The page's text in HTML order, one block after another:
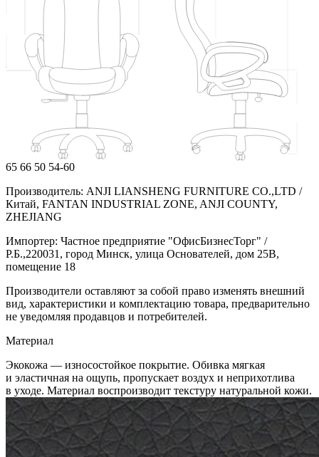
65 66 50 54-60
Производитель: ANJI LIANSHENG FURNITURE CO.,LTD /
Китай, FANTAN INDUSTRIAL ZONE, ANJI COUNTY,
ZHEJIANG
Импортер: Частное предприятие "ОфисБизнесТорг" /
Р.Б.,220031, город Минск, улица Основателей, дом 25В,
помещение 18
Производители оставляют за собой право изменять внешний
вид, характеристики и комплектацию товара, предварительно
не уведомляя продавцов и потребителей.
Материал
Экокожа — износостойкое покрытие. Обивка мягкая
и эластичная на ощупь, пропускает воздух и неприхотлива
в уходе. Материал воспроизводит текстуру натуральной кожи.